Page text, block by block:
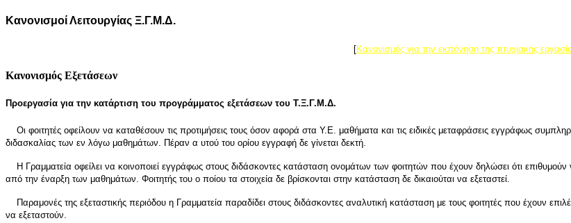
Κανονισμοί Λειτουργίας Ξ.Γ.Μ.Δ.
[Κανονισμός για την εκπόνηση της πτυχιακής
Κανονισμός Εξετάσεων
Προεργασία για την κατάρτιση του προγράμματος εξετάσεων του Τ.Ξ.Γ.Μ.Δ.
Οι φοιτητές οφείλουν να καταθέσουν τις προτιμήσεις τους όσον αφορά στα Υ.Ε. μαθήματα και τις ειδικές μεταφράσεις εγγράφως
διδασκαλίας των εν λόγω μαθημάτων. Πέραν α υτού του ορίου εγγραφή δε γίνεται δεκτή.
Η Γραμματεία οφείλει να κοινοποιεί εγγράφως στους διδάσκοντες κατάσταση ονομάτων των φοιτητών που έχουν δηλώσει ότι
από την έναρξη των μαθημάτων. Φοιτητής του ο ποίου τα στοιχεία δε βρίσκονται στην κατάσταση δε δικαιούται να εξεταστεί.
Παραμονές της εξεταστικής περιόδου η Γραμματεία παραδίδει στους διδάσκοντες αναλυτική κατάσταση με τους φοιτητές που έχουν
να εξεταστούν.